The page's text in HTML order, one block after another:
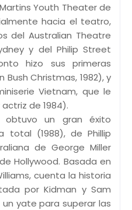
Youth Theater de
hacia el teatro,
del Australian Theatre
y del Philip Street
hizo sus primeras
Christmas, 1982), y
Vietnam, que le
de 1984).
obtuvo un gran éxito
total (1988), de Phillip
de George Miller
Hollywood. Basada en
cuenta la historia
por Kidman y Sam
yate para superar las